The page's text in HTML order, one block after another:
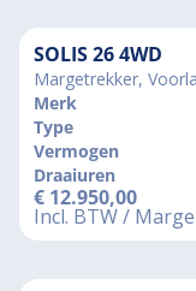
SOLIS 26 4WD
Margetrekker,
Merk
Type
Vermogen
Draaiuren
€ 12.950,00
Incl. BTW / Marge